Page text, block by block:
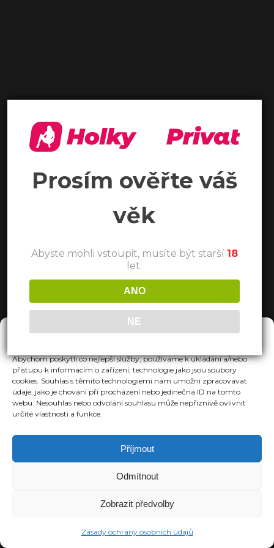
Spravovat Souhlas
Abychom poskytli co nejlepší služby, používáme k ukládání a/nebo
přístupu k informacím o zařízení, technologie jako jsou soubory
cookies. Souhlas s těmito technologiemi nám umožní zpracovávat
údaje, jako je chování při procházení nebo jedinečná ID na tomto
webu. Nesouhlas nebo odvolání souhlasu může nepříznivě ovlivnit
určité vlastnosti a funkce.
Příjmout
Odmítnout
Zobrazit předvolby
Zásady ochrany osobních údajů
Prosím ověřte váš
věk
Abyste mohli vstoupit, musíte být starší 18
let.
ANO
NE